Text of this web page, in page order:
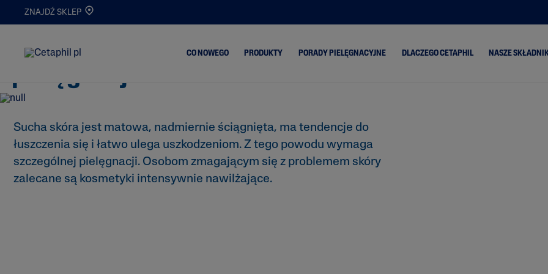
ZNAJDŹ SKLEP
CO NOWEGO PRODUKTY
Oczyszczanie
Nawilżanie
Serum
Nowości
Skóra Matowa i
Odwodniona
Oczyszczanie i
Demakijaż
Skóra Mieszana
Skóra Normalna
PORADY PIELĘGNACYJNE DLACZEGO CETAPHIL NASZE
Sucha skóra – przyczyny i
pielęgnacja
Sucha skóra jest matowa, nadmiernie ściągnięta, ma tendencje do
łuszczenia się i łatwo ulega uszkodzeniom. Z tego powodu wymaga
szczególnej pielęgnacji. Osobom zmagającym się z problemem skóry
zalecane są kosmetyki intensywnie nawilżające.